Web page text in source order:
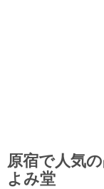
原宿で人気
よみ堂